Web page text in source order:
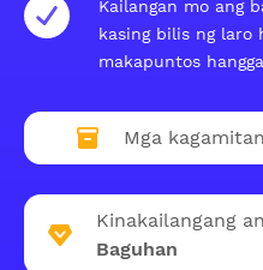
Kailangan mo ang
kasing bilis ng laro
makapuntos
Mga
Kinakailangang
Baguhan